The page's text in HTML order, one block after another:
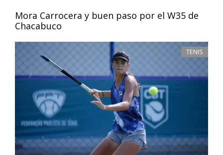
Mora Carrocera y buen paso por el W35 de
Chacabuco
TENIS